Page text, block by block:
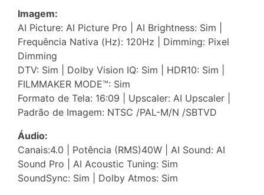
Imagem:
AI Picture: AI Picture Pro | AI Brightness: Sim |
Frequência Nativa (Hz): 120Hz | Dimming: Pixel
Dimming
DTV: Sim | Dolby Vision IQ: Sim | HDR10: Sim |
FILMMAKER MODE™: Sim
Formato de Tela: 16:09 | Upscaler: AI Upscaler |
Padrão de Imagem: NTSC /PAL-M/N /SBTVD
Áudio:
Canais:4.0 | Potência (RMS)40W | AI Sound: AI
Sound Pro | AI Acoustic Tuning: Sim
SoundSync: Sim | Dolby Atmos: Sim